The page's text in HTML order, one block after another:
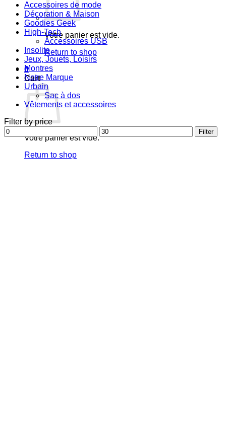
Votre panier est vide.
Return to shop
0
Cart
Votre panier est vide.
Return to shop
Accessoires de mode
Décoration & Maison
Goodies Geek
High-Tech
Accessoires USB
Insolite
Jeux, Jouets, Loisirs
Montres
Notre Marque
Urbain
Sac à dos
Vêtements et accessoires
Filter by price
Min
price
Max
price
Filter